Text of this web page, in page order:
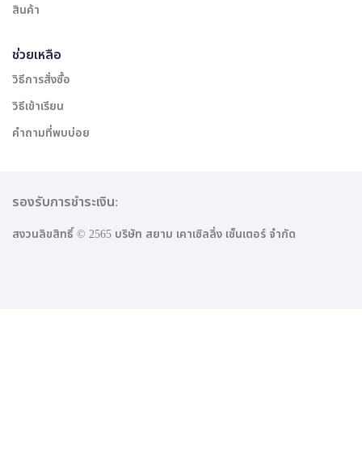
สินค้า
ช่วยเหลือ
วิธีการสั่งซื้อ
วิธีเข้าเรียน
คำถามที่พบบ่อย
สงวนลิขสิทธิ์ © 2565 บริษัท สยาม เคาเซิลลิ่ง เซ็นเตอร์ จำกัด
รองรับการชำระเงิน: